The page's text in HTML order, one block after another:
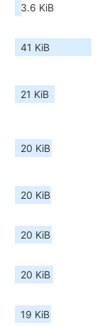
3.6 KiB
41 KiB
21 KiB
20 KiB
20 KiB
20 KiB
20 KiB
19 KiB